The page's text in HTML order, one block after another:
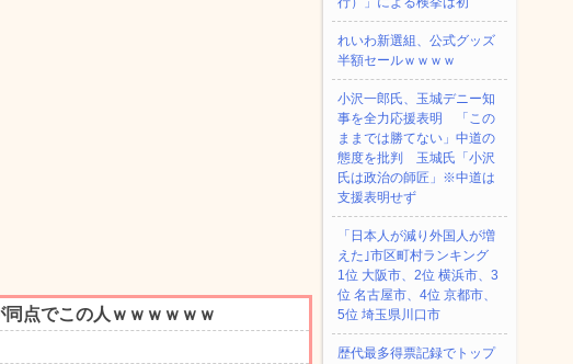
れいわ新選組、公式グッズ
半額セールｗｗｗｗ
小沢一郎氏、玉城デニー知
事を全力応援表明 「この
ままでは勝てない」中道の
態度を批判 玉城氏「小沢
氏は政治の師匠」※中道は
支援表明せず
「日本人が減り外国人が増
えた｣市区町村ランキング
1位 大阪市、2位 横浜市、3
位 名古屋市、4位 京都市、
5位 埼玉県川口市
歴代最多得票記録でトップ